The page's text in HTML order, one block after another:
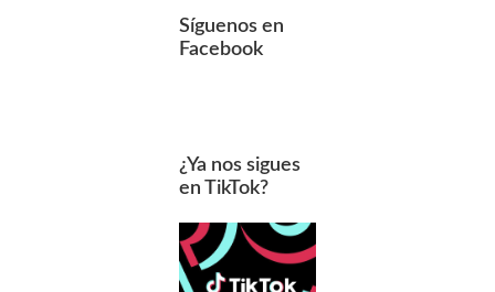
Síguenos en
Facebook
¿Ya nos sigues
en TikTok?